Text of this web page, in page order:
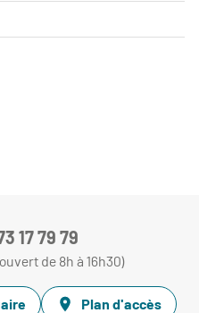
17 79 79
de 8h à 16h30)
Plan d'accès